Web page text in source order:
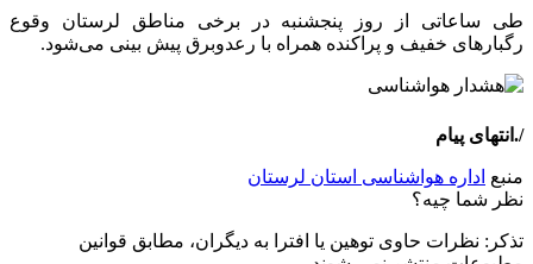
طی ساعاتی از روز پنجشنبه در برخی مناطق لرستان وقوع
رگبار‌های خفیف و پراکنده همراه با رعدوبرق پیش بینی می‌شود.
/.انتهای پیام
منبع اداره هواشناسی استان لرستان
نظر شما چیه؟
تذكر: نظرات حاوی توهين يا افترا به ديگران، مطابق قوانين